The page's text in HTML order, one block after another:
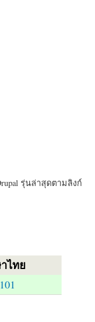
รุ่นล่าสุดตามลิงก์
ไทย